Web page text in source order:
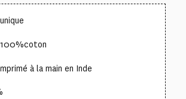
à la main en Inde